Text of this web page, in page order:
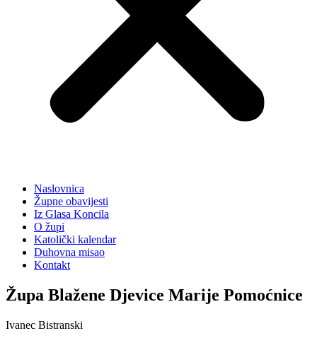
Naslovnica
Župne obavijesti
Iz Glasa Koncila
O župi
Katolički kalendar
Duhovna misao
Kontakt
Župa Blažene Djevice Marije Pomoćnice
Ivanec Bistranski